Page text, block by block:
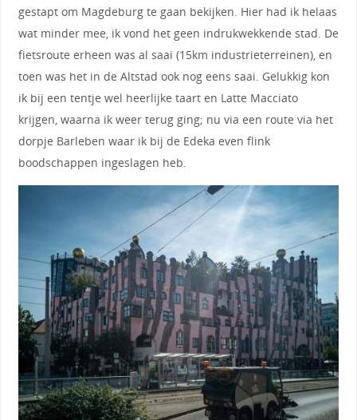
gestapt om Magdeburg te gaan bekijken. Hier had ik helaas
wat minder mee, ik vond het geen indrukwekkende stad. De
fietsroute erheen was al saai (15km industrieterreinen), en
toen was het in de Altstad ook nog eens saai. Gelukkig kon
ik bij een tentje wel heerlijke taart en Latte Macciato
krijgen, waarna ik weer terug ging; nu via een route via het
dorpje Barleben waar ik bij de Edeka even flink
boodschappen ingeslagen heb.